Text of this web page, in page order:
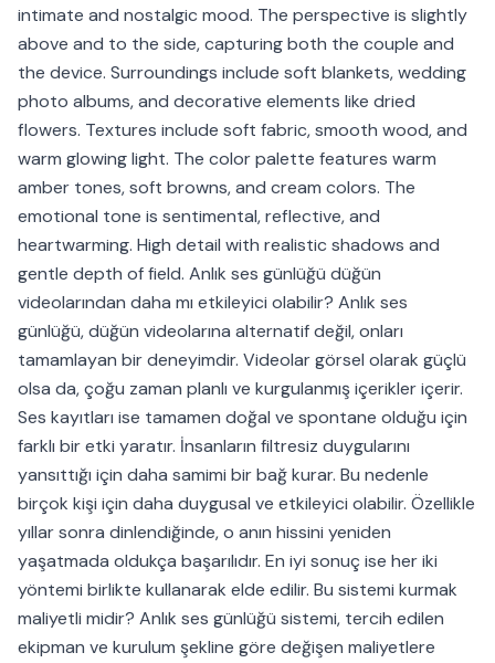
intimate and nostalgic mood. The perspective is slightly
above and to the side, capturing both the couple and
the device. Surroundings include soft blankets, wedding
photo albums, and decorative elements like dried
flowers. Textures include soft fabric, smooth wood, and
warm glowing light. The color palette features warm
amber tones, soft browns, and cream colors. The
emotional tone is sentimental, reflective, and
heartwarming. High detail with realistic shadows and
gentle depth of field. Anlık ses günlüğü düğün
videolarından daha mı etkileyici olabilir? Anlık ses
günlüğü, düğün videolarına alternatif değil, onları
tamamlayan bir deneyimdir. Videolar görsel olarak güçlü
olsa da, çoğu zaman planlı ve kurgulanmış içerikler içerir.
Ses kayıtları ise tamamen doğal ve spontane olduğu için
farklı bir etki yaratır. İnsanların filtresiz duygularını
yansıttığı için daha samimi bir bağ kurar. Bu nedenle
birçok kişi için daha duygusal ve etkileyici olabilir. Özellikle
yıllar sonra dinlendiğinde, o anın hissini yeniden
yaşatmada oldukça başarılıdır. En iyi sonuç ise her iki
yöntemi birlikte kullanarak elde edilir. Bu sistemi kurmak
maliyetli midir? Anlık ses günlüğü sistemi, tercih edilen
ekipman ve kurulum şekline göre değişen maliyetlere